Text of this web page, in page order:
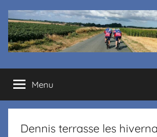
Cyclo
club
La
Menu
Dennis terrasse les